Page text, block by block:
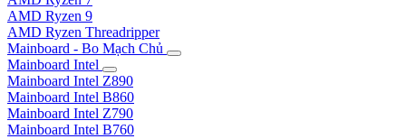
AMD Ryzen 9
AMD Ryzen Threadripper
Mainboard - Bo Mạch Chủ
Mainboard Intel
Mainboard Intel Z890
Mainboard Intel B860
Mainboard Intel Z790
Mainboard Intel B760